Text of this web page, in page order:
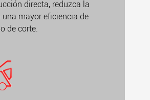
directa, reduzca la
mayor eficiencia de
de corte.